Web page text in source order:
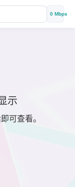
0 Mbps
示
可查看。